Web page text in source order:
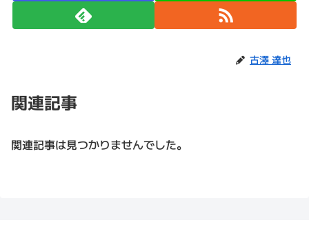
古澤 達也
関連記事
関連記事は見つかりませんでした。